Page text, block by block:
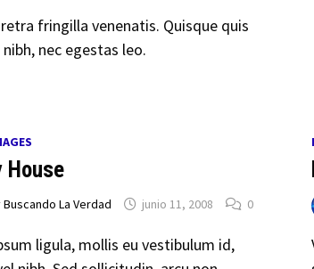
fringilla venenatis. Quisque quis
nec egestas leo.
House
Buscando La Verdad junio 11, 2008 0
ligula, mollis eu vestibulum id,